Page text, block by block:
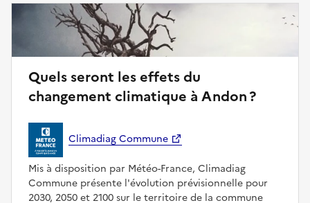
Quels seront les effets du
changement climatique à Andon ?
Climadiag Commune
Mis à disposition par Météo-France, Climadiag
Commune présente l'évolution prévisionnelle pour
2030, 2050 et 2100 sur le territoire de la commune